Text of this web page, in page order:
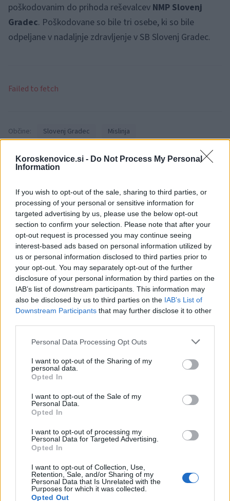
Koroskenovice.si - Do Not Process My Personal
Information
If you wish to opt-out of the sale, sharing to third parties, or
processing of your personal or sensitive information for
targeted advertising by us, please use the below opt-out
section to confirm your selection. Please note that after your
opt-out request is processed you may continue seeing
interest-based ads based on personal information utilized by
us or personal information disclosed to third parties prior to
your opt-out. You may separately opt-out of the further
disclosure of your personal information by third parties on the
IAB’s list of downstream participants. This information may
also be disclosed by us to third parties on the IAB’s List of
Downstream Participants that may further disclose it to other
Please note that this website/app uses one or more Google
not limited to your visit or usage behaviour. You may click to
grant or deny consent to Google and its third-party tags to
use your data for below specified purposes in below Google
consent section.
Personal Data Processing Opt Outs
I want to opt-out of the Sharing of my
personal data.
Opted In
I want to opt-out of the Sale of my
Personal Data.
Opted In
I want to opt-out of processing my
Personal Data for Targeted Advertising.
Opted In
I want to opt-out of Collection, Use,
Retention, Sale, and/or Sharing of my
Personal Data that Is Unrelated with the
Purposes for which it was collected.
Opted Out
poškodovanim do prihoda reševalcev NMP Slovenj
Gradec. Poškodovane so bile tri osebe, ki so bile
odpeljane v nadaljnje zdravljenje v SB Slovenj Gradec.
Failed to fetch
Občine: Slovenj Gradec Mislinja
Kategorije: Črna kronika Kronika Kronika
Več iz kraja Slovenj Gradec
Koncert skupine Delta Riff na
Festivalu SHOTS prestavljen na
jutri
Avgust v Kinu Kulturnega doma
Slovenj Gradec: Filmske
premiere, napete zgodbe in
počitniški kino
Freestyle navdušuje s poletno
prilagojenimi cenami koles
Vlom v hišo pri Slovenj Gradcu,